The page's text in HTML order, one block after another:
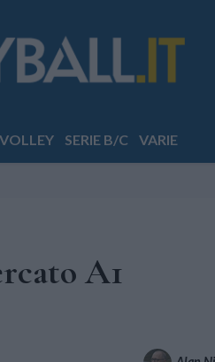
SERIE B/C VARIE
A1